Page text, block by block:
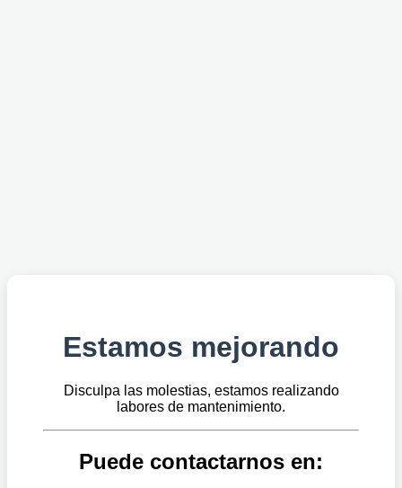
Estamos mejorando
Disculpa las molestias, estamos realizando
labores de mantenimiento.
Puede contactarnos en: